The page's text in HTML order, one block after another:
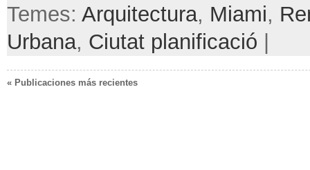
Temes: Arquitectura, Miami,
Urbana, Ciutat planificació
« Publicaciones más recientes